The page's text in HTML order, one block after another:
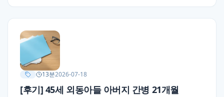
13분2026-07-18
[후기] 45세 외동아들 아버지 간병 21개월